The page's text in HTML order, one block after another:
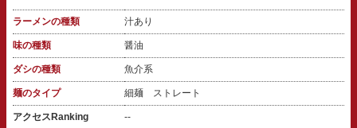
ラーメンの種類 汁あり
味の種類 醤油
ダシの種類 魚介系
麺のタイプ 細麺 ストレート
アクセスRanking --